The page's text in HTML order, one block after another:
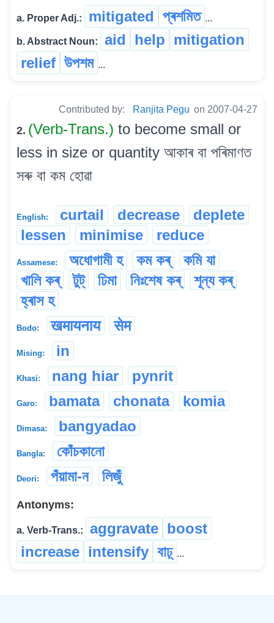
a. Proper Adj.: mitigated প্ৰশমিত ...
b. Abstract Noun: aid help mitigation
relief উপশম ...
Contributed by: Ranjita Pegu on 2007-04-27
2. (Verb-Trans.) to become small or
less in size or quantity আকাৰ বা পৰিমাণত
সৰু বা কম হোৱা
English: curtail decrease
deplete
lessen
minimise reduce
Assamese: অধোগামী হ কম কৰ্
কমি যা
খালি কৰ্
টুট্ ঢিমা নিঃশেষ কৰ্
শূন্য কৰ্
হ্ৰাস হ
Bodo: खमायनाय सेम
Mising: in
Khasi: nang hiar pynrit
Garo: bamata chonata komia
Dimasa: bangyadao
Bangla: কোঁচকানো
Deori: পঁয়ামা-ন লিজুঁ
Antonyms:
a. Verb-Trans.: aggravate boost
increase intensify বাঢ়্ ...